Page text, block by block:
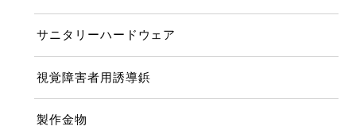
サニタリーハードウェア
視覚障害者用誘導鋲
製作金物